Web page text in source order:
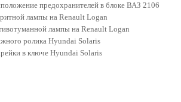
предохранителей в блоке ВАЗ 2106
лампы на Renault Logan
лампы на Renault Logan
ролика Hyundai Solaris
в ключе Hyundai Solaris